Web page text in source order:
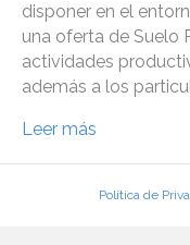
disponer en el
una oferta de Suelo
actividades
además a los
Leer más
Política de